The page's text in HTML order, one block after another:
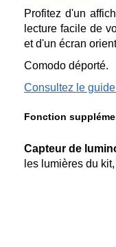
Profitez d'un
lecture facile de
et d'un écran
Comodo déporté.
Consultez le
Fonction
Capteur de
les lumières du